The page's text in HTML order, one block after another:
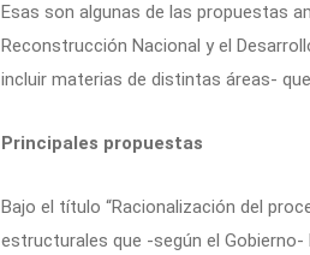
Esas son algunas de las propuestas
Reconstrucción Nacional y el
incluir materias de distintas áreas-
Principales propuestas
Bajo el título “Racionalización del
estructurales que -según el